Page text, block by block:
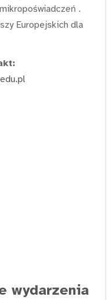
.
Europejskich dla
wydarzenia